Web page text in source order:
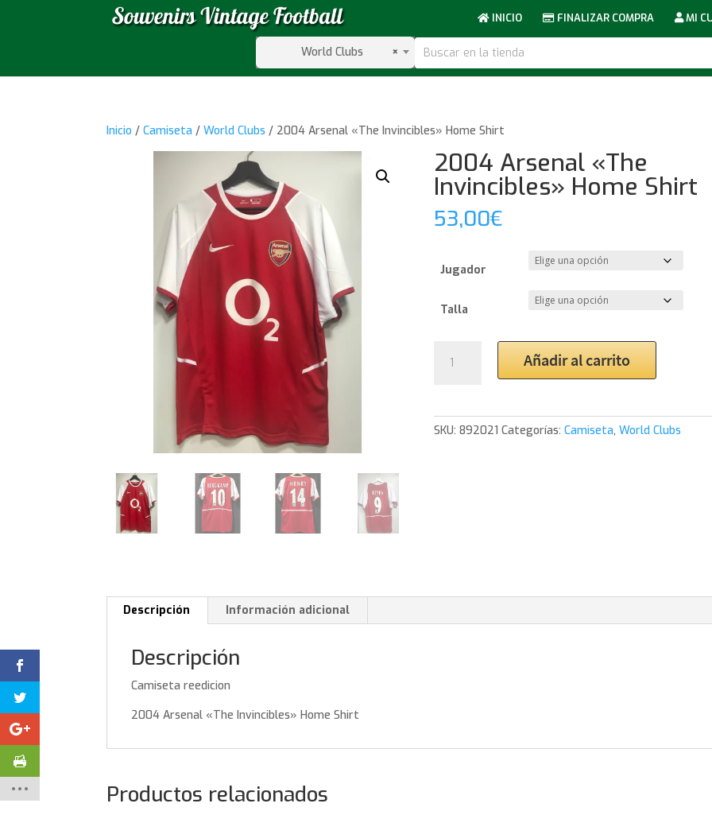
INICIO FINALIZAR COMPRA MI
×
World Clubs
Inicio /Camiseta /World Clubs / 2004 Arsenal «The Invincibles» Home Shirt
2004 Arsenal «The
Invincibles» Home Shirt
53,00€
Jugador
Talla
Arsenal
Home
Añadir al carrito
SKU:892021 Categorías:Camiseta,World Clubs
Descripción Información adicional
Descripción
Camiseta reedicion
2004 Arsenal «The Invincibles» Home Shirt
Productos relacionados